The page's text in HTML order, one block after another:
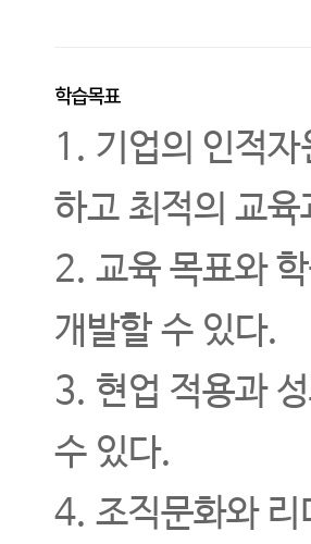
학습목표
1. 기업의 인적
하고 최적의 교
2. 교육 목표와
개발할 수 있다.
3. 현업 적용과
수 있다.
4. 조직문화와 리